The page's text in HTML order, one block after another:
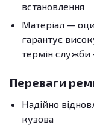
встановлення
Матеріал —
гарантує
термін служби
Переваги
Надійно
кузова